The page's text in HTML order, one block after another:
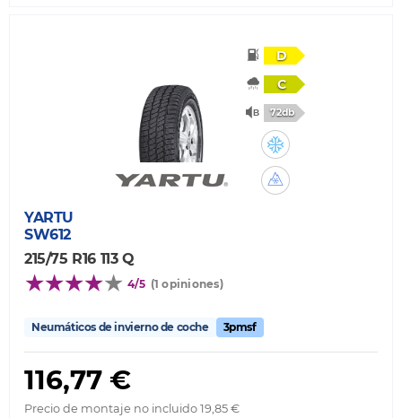
D
C
72db
YARTU
SW612
215/75 R16 113 Q
4/5 (1 opiniones)
Neumáticos de invierno de coche 3pmsf
116,77 €
Precio de montaje no incluido 19,85 €